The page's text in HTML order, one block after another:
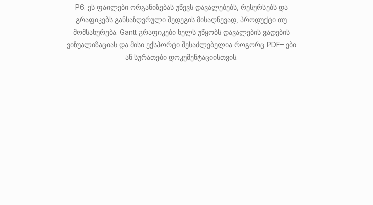
P6. ეს ფაილები ორგანიზებას უწევს დავალებებს, რესურსებს და
გრაფიკებს განსაზღვრული შედეგის მისაღწევად, პროდუქტი თუ
მომსახურება. Gantt გრაფიკები ხელს უწყობს დავალების ვადების
ვიზუალიზაციას და მისი ექსპორტი შესაძლებელია როგორც PDF– ები
ან სურათები დოკუმენტაციისთვის.